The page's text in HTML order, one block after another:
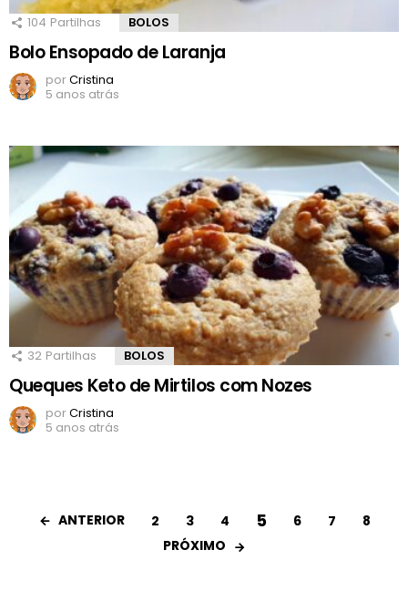
104 Partilhas BOLOS
Bolo Ensopado de Laranja
porCristina
5 anos atrás
32 Partilhas BOLOS
Queques Keto de Mirtilos com Nozes
porCristina
5 anos atrás
ANTERIOR 2 3 4 5 6 7
8
PRÓXIMO